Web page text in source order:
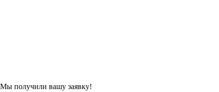
Мы получили вашу заявку!